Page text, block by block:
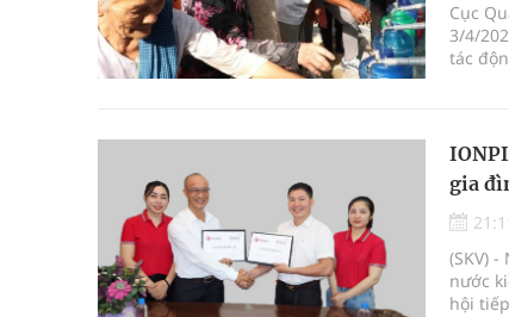
Cục
3/4/
tác
gia
(SKV)
nước
hội